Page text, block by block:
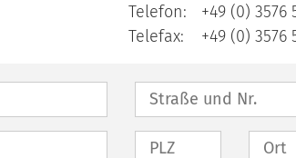
Telefon:
+49 (0) 3576
Telefax:
+49 (0) 3576